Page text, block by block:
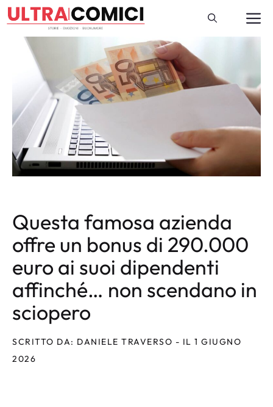
Vai
al
contenuto
Questa famosa azienda
offre un bonus di 290.000
euro ai suoi dipendenti
affinché… non scendano in
sciopero
SCRITTO DA: DANIELE TRAVERSO - IL 1 GIUGNO
2026